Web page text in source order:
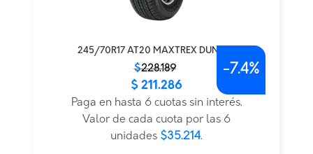
245/70R17 AT20 MAXTREX DUNLOP
$228.189
original
actual
$ 211.286
Paga en hasta 6 cuotas sin interés.
Valor de cada cuota por las 6
unidades $35.214.
-7.4%